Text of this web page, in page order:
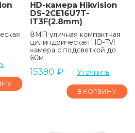
HD-камера Hikvision
DS-2CE16U7T-
IT3F(2.8mm)
8МП уличная компактная
цилиндрическая HD-TVI
камера с подсветкой до
60м
15390 ₽ Уточнить
В КОРЗИНУ